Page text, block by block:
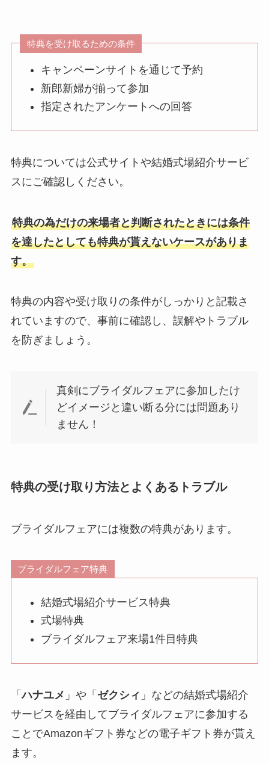
特典を受け取るための条件
キャンペーンサイトを通じて予約
新郎新婦が揃って参加
指定されたアンケートへの回答
特典については公式サイトや結婚式場紹介サービ
スにご確認しください。
特典の為だけの来場者と判断されたときには条件
を達したとしても特典が貰えないケースがありま
す。
特典の内容や受け取りの条件がしっかりと記載さ
れていますので、事前に確認し、誤解やトラブル
を防ぎましょう。
真剣にブライダルフェアに参加したけ
どイメージと違い断る分には問題あり
ません！
特典の受け取り方法とよくあるトラブル
ブライダルフェアには複数の特典があります。
ブライダルフェア特典
結婚式場紹介サービス特典
式場特典
ブライダルフェア来場1件目特典
「ハナユメ 」や「 ゼクシィ 」などの結婚式場紹介
サービスを経由してブライダルフェアに参加する
ことでAmazonギフト券などの電子ギフト券が貰え
ます。